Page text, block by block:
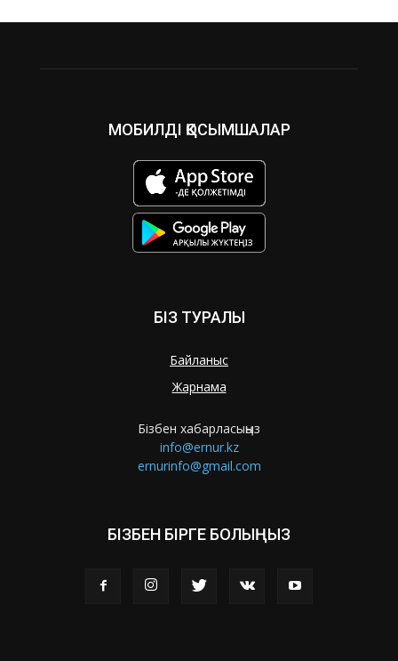
МОБИЛДІ ҚОСЫМШАЛАР
БІЗ ТУРАЛЫ
Байланыс
Жарнама
Бізбен хабарласыңыз
info@ernur.kz
ernurinfo@gmail.com
БІЗБЕН БІРГЕ БОЛЫҢЫЗ